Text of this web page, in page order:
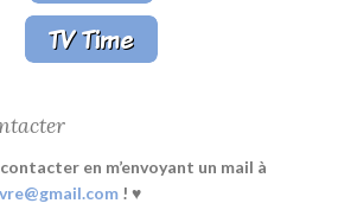
en m’envoyant un mail à
! ♥